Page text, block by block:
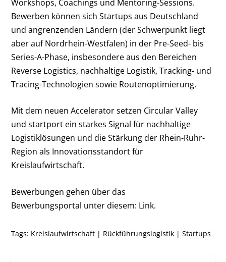
Workshops, Coachings und Mentoring-Sessions.
Bewerben können sich Startups aus Deutschland
und angrenzenden Ländern (der Schwerpunkt liegt
aber auf Nordrhein-Westfalen) in der Pre-Seed- bis
Series-A-Phase, insbesondere aus den Bereichen
Reverse Logistics, nachhaltige Logistik, Tracking- und
Tracing-Technologien sowie Routenoptimierung.
Mit dem neuen Accelerator setzen Circular Valley
und startport ein starkes Signal für nachhaltige
Logistiklösungen und die Stärkung der Rhein-Ruhr-
Region als Innovationsstandort für
Kreislaufwirtschaft.
Bewerbungen gehen über das
Bewerbungsportal unter diesem: Link.
Tags: Kreislaufwirtschaft | Rückführungslogistik |Startups